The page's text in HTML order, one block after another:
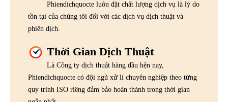
Phiendichquocte luôn đặt chất lượng dịch vụ là lý do
tồn tại của chúng tôi đối với các dịch vụ dịch thuật và
phiên dịch.
Thời Gian Dịch Thuật
Là Công ty dịch thuật hàng đầu hện nay,
Phiendichquocte có đội ngũ xử lí chuyên nghiệp theo từng
quy trình ISO riêng đảm bảo hoàn thành trong thời gian